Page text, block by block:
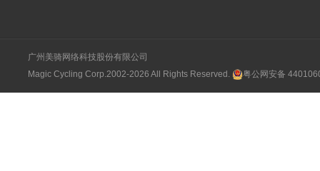
广州美骑网络科技股份有限公司
Magic Cycling Corp.2002-2026 All Rights Reserved.
粤公网安备